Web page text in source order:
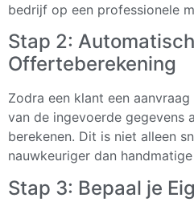
bedrijf op een professionele
Stap 2:
Offerteberekening
Zodra een klant een
van de ingevoerde gegevens
berekenen. Dit is niet alleen
nauwkeuriger dan
Stap 3: Bepaal je